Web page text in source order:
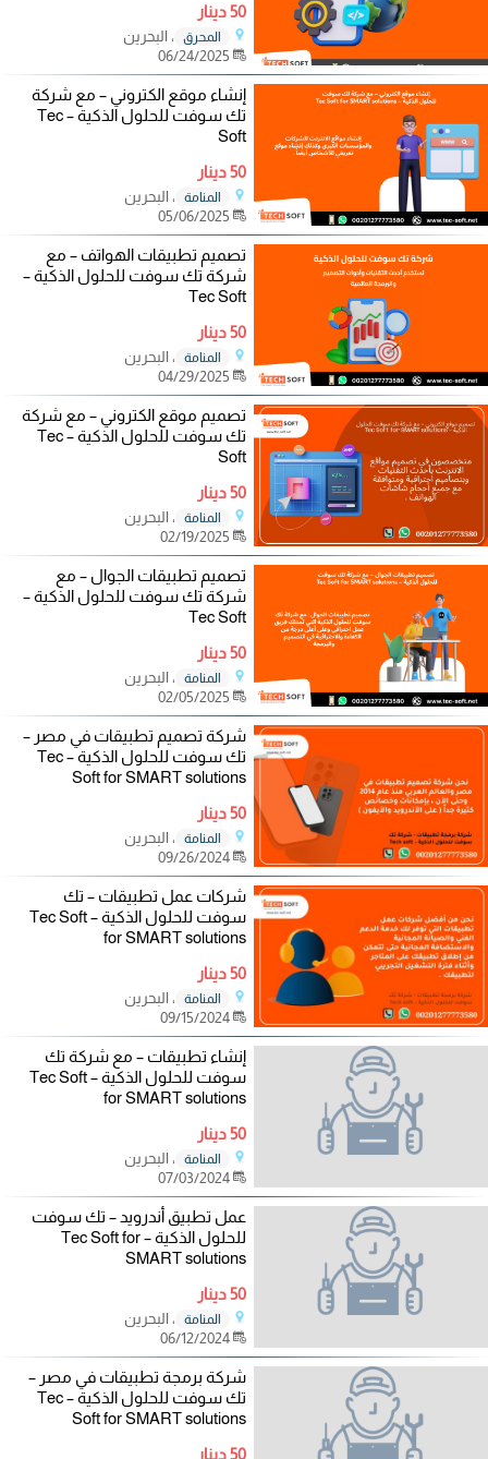
50 دينار
المحرق
، البحرين
إنشاء موقع الكتروني – مع شركة
تك سوفت للحلول الذكية – Tec
Soft
50 دينار
المنامة
، البحرين
تصميم تطبيقات الهواتف – مع
شركة تك سوفت للحلول الذكية –
Tec Soft
50 دينار
المنامة
، البحرين
تصميم موقع الكتروني – مع شركة
تك سوفت للحلول الذكية – Tec
Soft
50 دينار
المنامة
، البحرين
تصميم تطبيقات الجوال – مع
شركة تك سوفت للحلول الذكية –
Tec Soft
50 دينار
المنامة
، البحرين
شركة تصميم تطبيقات في مصر –
تك سوفت للحلول الذكية – Tec
Soft for SMART solutions
50 دينار
المنامة
، البحرين
09/26/2024
شركات عمل تطبيقات – تك
سوفت للحلول الذكية – Tec Soft
for SMART solutions
50 دينار
المنامة
، البحرين
09/15/2024
إنشاء تطبيقات – مع شركة تك
سوفت للحلول الذكية – Tec Soft
for SMART solutions
50 دينار
المنامة
، البحرين
07/03/2024
عمل تطبيق أندرويد – تك سوفت
للحلول الذكية – Tec Soft for
SMART solutions
50 دينار
المنامة
، البحرين
06/12/2024
شركة برمجة تطبيقات في مصر –
تك سوفت للحلول الذكية – Tec
Soft for SMART solutions
50 دينار